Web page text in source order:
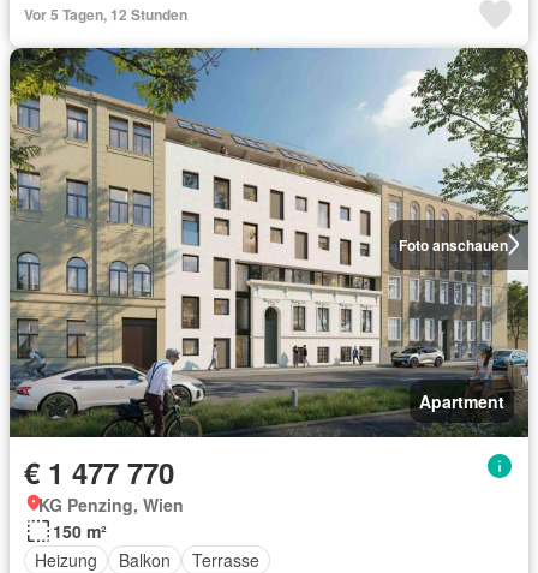
Vor 5 Tagen, 12 Stunden
Foto anschauen
Apartment
€ 1 477 770
KG Penzing, Wien
150 m²
Heizung
Balkon Terrasse